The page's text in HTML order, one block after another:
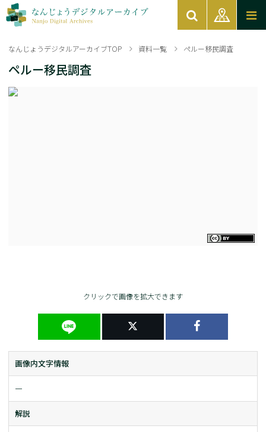
なんじょうデジタルアーカイブTOP 資料一覧 ペルー移民調査
ペルー移民調査
クリックで画像を拡大できます
画像内文字情報
ー
解説